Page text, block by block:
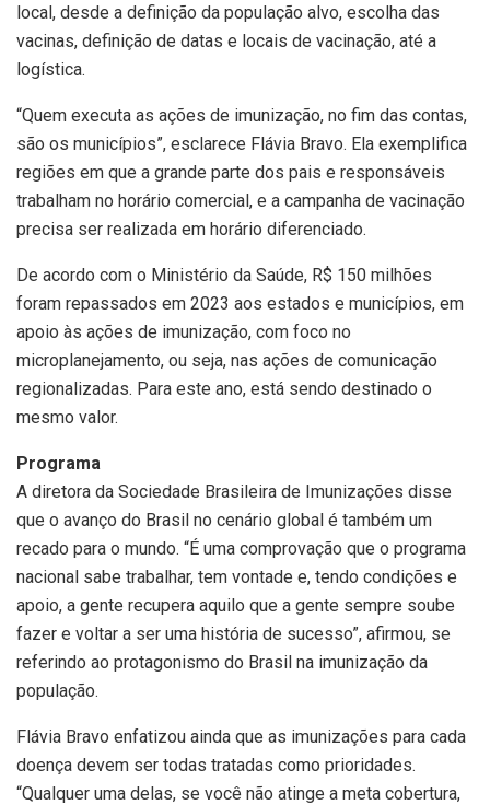
local, desde a definição da população alvo, escolha das
vacinas, definição de datas e locais de vacinação, até a
logística.
“Quem executa as ações de imunização, no fim das contas,
são os municípios”, esclarece Flávia Bravo. Ela exemplifica
regiões em que a grande parte dos pais e responsáveis
trabalham no horário comercial, e a campanha de vacinação
precisa ser realizada em horário diferenciado.
De acordo com o Ministério da Saúde, R$ 150 milhões
foram repassados em 2023 aos estados e municípios, em
apoio às ações de imunização, com foco no
microplanejamento, ou seja, nas ações de comunicação
regionalizadas. Para este ano, está sendo destinado o
mesmo valor.
Programa
A diretora da Sociedade Brasileira de Imunizações disse
que o avanço do Brasil no cenário global é também um
recado para o mundo. “É uma comprovação que o programa
nacional sabe trabalhar, tem vontade e, tendo condições e
apoio, a gente recupera aquilo que a gente sempre soube
fazer e voltar a ser uma história de sucesso”, afirmou, se
referindo ao protagonismo do Brasil na imunização da
população.
Flávia Bravo enfatizou ainda que as imunizações para cada
doença devem ser todas tratadas como prioridades.
“Qualquer uma delas, se você não atinge a meta cobertura,